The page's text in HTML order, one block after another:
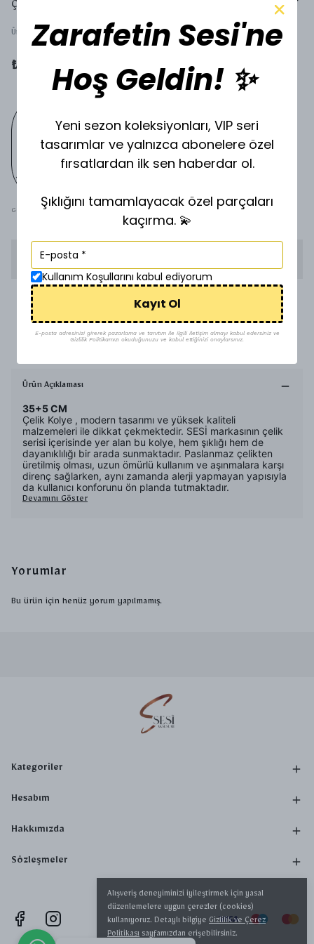
Alışveriş deneyiminizi iyileştirmek için yasal
düzenlemelere uygun çerezler (cookies)
kullanıyoruz. Detaylı bilgiye Gizlilik ve Çerez
Politikası sayfamızdan erişebilirsiniz.
ÇELİK KOLYE ÇK-0400
Ürün Kodu g-0400
₺ 450.00
GOLD
1500 TL üzeri ücretsiz kargo
Uygun Fiyat
Ürün Açıklaması
35+5 CM
Çelik Kolye , modern tasarımı ve yüksek kaliteli
malzemeleri ile dikkat çekmektedir. SESİ markasının çelik
serisi içerisinde yer alan bu kolye, hem şıklığı hem de
dayanıklılığı bir arada sunmaktadır. Paslanmaz çelikten
üretilmiş olması, uzun ömürlü kullanım ve aşınmalara karşı
direnç sağlarken, aynı zamanda alerji yapmayan yapısıyla
da kullanıcı konforunu ön planda tutmaktadır.
Devamını Göster
Yorumlar
Bu ürün için henüz yorum yapılmamış.
Kategoriler
Hesabım
Hakkımızda
Sözleşmeler
Zarafetin Sesi'ne
Hoş Geldin! ✨
Yeni sezon koleksiyonları, VIP seri
tasarımlar ve yalnızca abonelere özel
fırsatlardan ilk sen haberdar ol.
Şıklığını tamamlayacak özel parçaları
kaçırma. 💫
Kullanım Koşullarını kabul ediyorum
Kayıt Ol
E-posta adresinizi girerek pazarlama ve tanıtım ile ilgili iletişim almayı kabul edersiniz ve
Gizlilik Politikamızı okuduğunuzu ve kabul ettiğinizi onaylarsınız.